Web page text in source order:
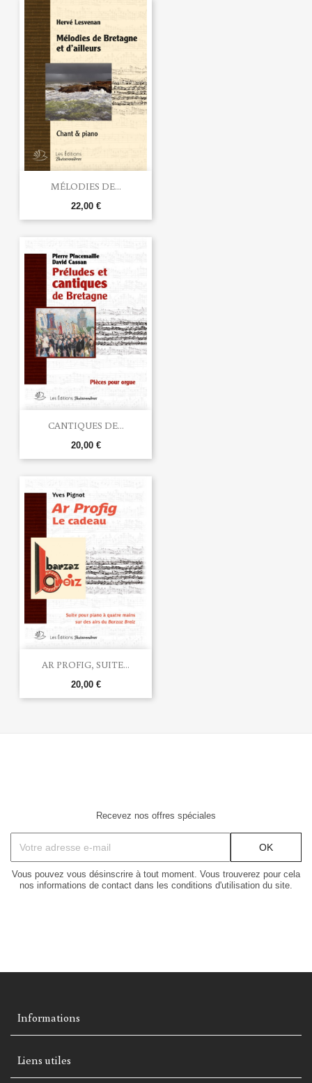
MÉLODIES DE...
22,00 €
CANTIQUES DE...
20,00 €
AR PROFIG, SUITE...
20,00 €
Recevez nos offres spéciales
Vous pouvez vous désinscrire à tout moment. Vous trouverez pour cela
nos informations de contact dans les conditions d'utilisation du site.
Informations
Liens utiles